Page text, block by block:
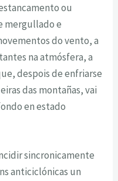
ou
mergullado e
do vento, a
na atmósfera, a
despois de enfriarse
das montañas, vai
en estado
sincronicamente
anticiclónicas un